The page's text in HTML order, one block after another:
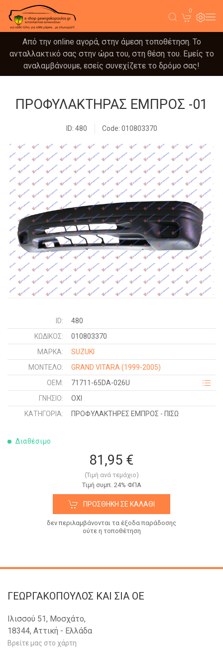
0
Από την online αγορά, στην άμεση τοποθέτηση. Το
ανταλλακτικό σας στην ώρα του, στη θέση του. Εμείς το
αναλαμβάνουμε, εσείς συνεχίζετε το δρόμο σας!
ΠΡΟΦΥΛΑΚΤΗΡΑΣ ΕΜΠΡΟΣ -01
ID: 480 Code: 010803370
ID:
480
ΚΩΔΙΚΌΣ:
010803370
ΜΑΡΚΑ:
SUZUKI
ΜΟΝΤΕΛΟ:
GRAND VITARA (1999-2005)
OEM:
71711-65DA-026U
ΓΝΉΣΙΟ:
ΟΧΙ
ΚΑΤΗΓΟΡΊΑ:
ΠΡΟΦΥΛΑΚΤΗΡΕΣ ΕΜΠΡΟΣ - ΠΙΣΩ
Διαθέσιμο
81,95 €
(Τιμή ανά τεμάχιο)
Tιμή συμπ. 24% ΦΠΑ
ΠΡΟΣΘΉΚΗ ΣΕ ΚΑΛΆΘΙ
δεν περιλαμβάνονται τα έξοδα παράδοσης
ούτε η τοποθέτηση
ΓΕΩΡΓΑΚΟΠΟΥΛΟΣ KAI ΣΙΑ OE
Ιλισσού 51, Μοσχάτο,
18344, Αττική - Ελλάδα
Βρείτε μας στο χάρτη